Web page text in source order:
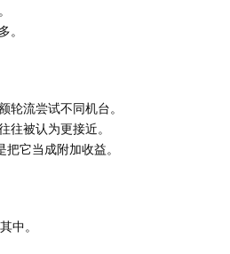
。
轮流尝试不同机台。
往被认为更接近。
把它当成附加收益。
中。